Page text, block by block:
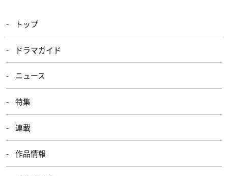
トップ
ドラマガイド
ニュース
特集
連載
作品情報